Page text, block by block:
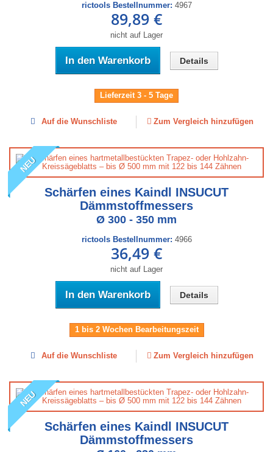
rictools Bestellnummer: 4967
89,89 €
nicht auf Lager
In den Warenkorb Details
Lieferzeit 3 - 5 Tage
Auf die Wunschliste Zum Vergleich hinzufügen
NEU
Schärfen eines Kaindl INSUCUT
Dämmstoffmessers
Ø 300 - 350 mm
rictools Bestellnummer: 4966
36,49 €
nicht auf Lager
In den Warenkorb Details
1 bis 2 Wochen Bearbeitungszeit
Auf die Wunschliste Zum Vergleich hinzufügen
NEU
Schärfen eines Kaindl INSUCUT
Dämmstoffmessers